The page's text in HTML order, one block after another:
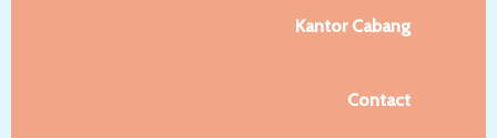
Kantor Cabang
Contact